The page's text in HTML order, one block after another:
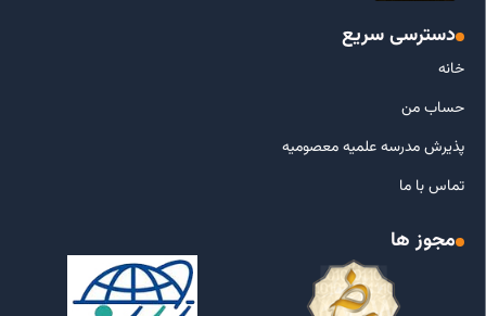
دسترسی سریع
خانه
حساب من
پذیرش مدرسه علمیه معصومیه
تماس با ما
مجوز ها